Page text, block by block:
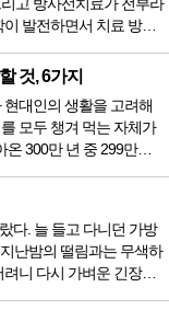
발전하면서 치료 방법
추가되었습니다. 중입
일 등 중입자 치료기가
만 얼마 전 국내 도입 후
료기가 가동되었습니다.
중입자 치료를 받을 수
것, 6가지
대인의 생활을 고려해
모두 챙겨 먹는 자체가
온 300만 년 중 299만
게다가 밤늦은 시간까지
도 ‘아침을 먹어야 하루
억지로 먹는 경우가 많
는 신호다. 즉 먹어도 소
혈액 안에 잉여물...
다. 늘 들고 다니던 가방
난밤의 떨림과는 무색하
니 다시 가벼운 긴장감